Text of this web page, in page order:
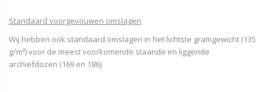
Standaard voorgevouwen omslagen
Wij hebben ook standaard omslagen in het lichtste gramgewicht (135
g/m²) voor de meest voorkomende staande en liggende
archiefdozen (169 en 186).